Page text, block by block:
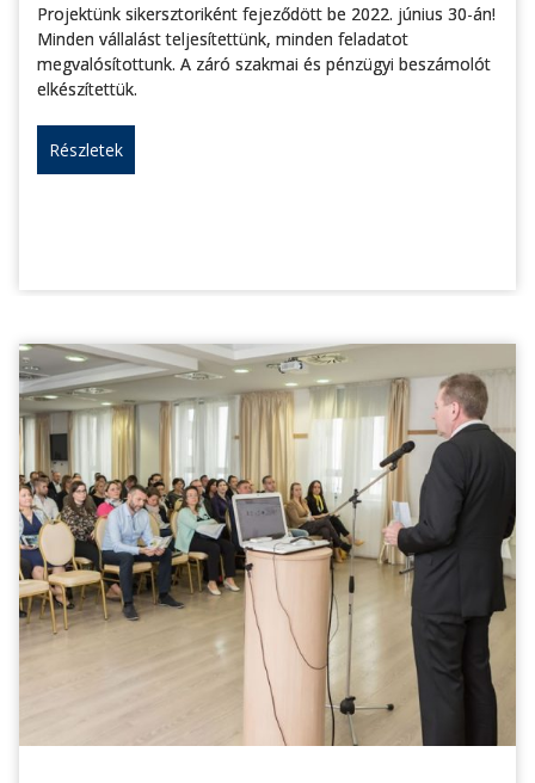
Projektünk sikersztoriként fejeződött be 2022. június 30-án!
Minden vállalást teljesítettünk, minden feladatot
megvalósítottunk. A záró szakmai és pénzügyi beszámolót
elkészítettük.
Részletek